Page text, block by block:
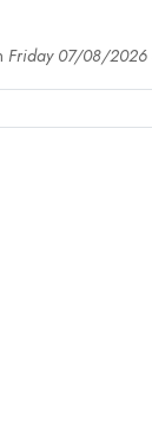
Friday 07/08/2026